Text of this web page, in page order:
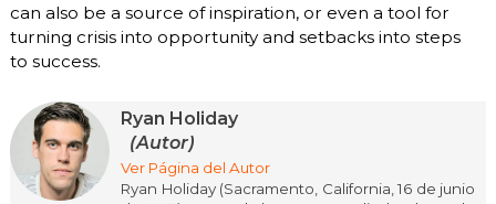
can also be a source of inspiration, or even a tool for
turning crisis into opportunity and setbacks into steps
to success.
Ryan Holiday
(Autor)
Ver Página del Autor
Ryan Holiday (Sacramento, California, 16 de junio